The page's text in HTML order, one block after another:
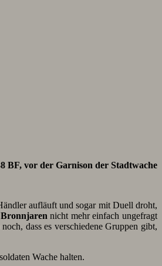
BF, vor der Garnison der Stadtwache
aufläuft und sogar mit Duell droht,
Bronnjaren nicht mehr einfach ungefragt
dass es verschiedene Gruppen gibt,
Wache halten.